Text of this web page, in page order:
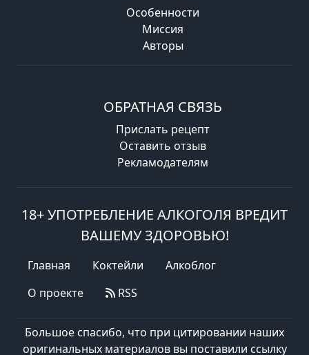
Особенности
Миссия
Авторы
ОБРАТНАЯ СВЯЗЬ
Прислать рецепт
Оставить отзыв
Рекламодателям
18+ УПОТРЕБЛЕНИЕ АЛКОГОЛЯ ВРЕДИТ
ВАШЕМУ ЗДОРОВЬЮ!
Главная Коктейли
Алкоблог
О проекте
RSS
Большое спасибо, что при цитировании наших
оригинальных материалов вы поставили ссылку